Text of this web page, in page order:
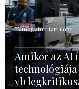
Támogatott tartalom
Amikor az AI
vb